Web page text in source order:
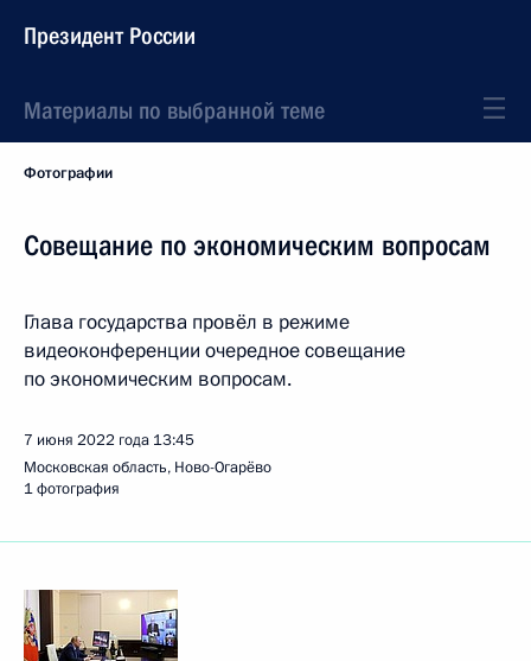
Президент России
Материалы по выбранной теме
Фотографии
Совещание по экономическим вопросам
Глава государства провёл в режиме
видеоконференции очередное совещание
по экономическим вопросам.
7 июня 2022 года 13:45
Московская область, Ново-Огарёво
1 фотография